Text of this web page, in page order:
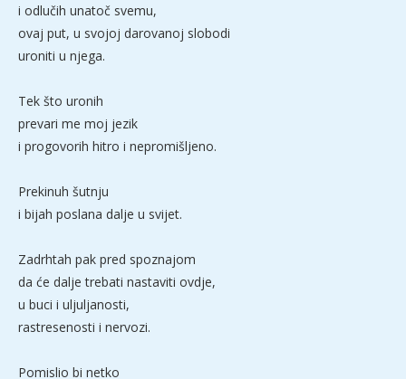
i odlučih unatoč svemu,
ovaj put, u svojoj darovanoj slobodi
uroniti u njega.
Tek što uronih
prevari me moj jezik
i progovorih hitro i nepromišljeno.
Prekinuh šutnju
i bijah poslana dalje u svijet.
Zadrhtah pak pred spoznajom
da će dalje trebati nastaviti ovdje,
u buci i uljuljanosti,
rastresenosti i nervozi.
Pomislio bi netko